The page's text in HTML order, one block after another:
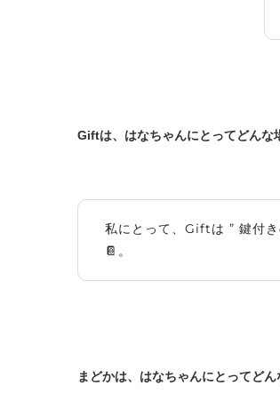
Giftは、はなちゃんにとってどんな
私にとって、Giftは ” 鍵付
📔。
まどかは、はなちゃんにとってどん